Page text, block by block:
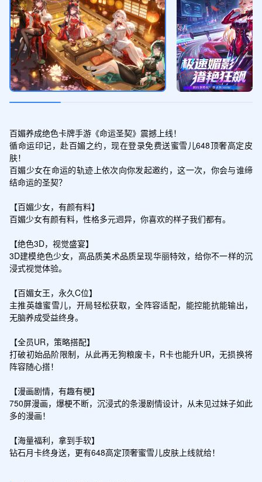
百媚养成绝色卡牌手游《命运圣契》震撼上线！
循命运印记，赴百媚之约，现在登录免费送蜜雪儿648顶奢高定皮
肤！
百媚少女在命运的轨迹上依次向你发起邀约，这一次，你会与谁缔
结命运的圣契？
【百媚少女，有颜有料】
百媚少女有颜有料，性格多元迥异，你喜欢的样子我们都有。
【绝色3D，视觉盛宴】
3D建模绝色少女，高品质美术品质呈现华丽特效，给你不一样的沉
浸式视觉体验。
【百媚女王，永久C位】
主推英雄蜜雪儿，开局轻松获取，全阵容适配，能控能抗能输出，
无脑养成受益终身。
【全员UR，策略搭配】
打破初始品阶限制，从此再无狗粮废卡，R卡也能升UR，无损换将
阵容随心搭！
【漫画剧情，有趣有梗】
750屏漫画，爆梗不断，沉浸式的条漫剧情设计，从未见过妹子如此
多的漫画！
【海量福利，拿到手软】
钻石月卡终身送，更有648高定顶奢蜜雪儿皮肤上线就给！